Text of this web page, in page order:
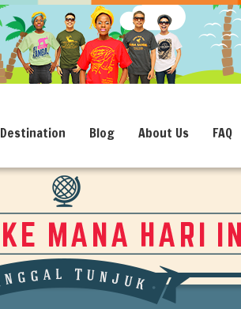
Destination Blog About Us FAQ